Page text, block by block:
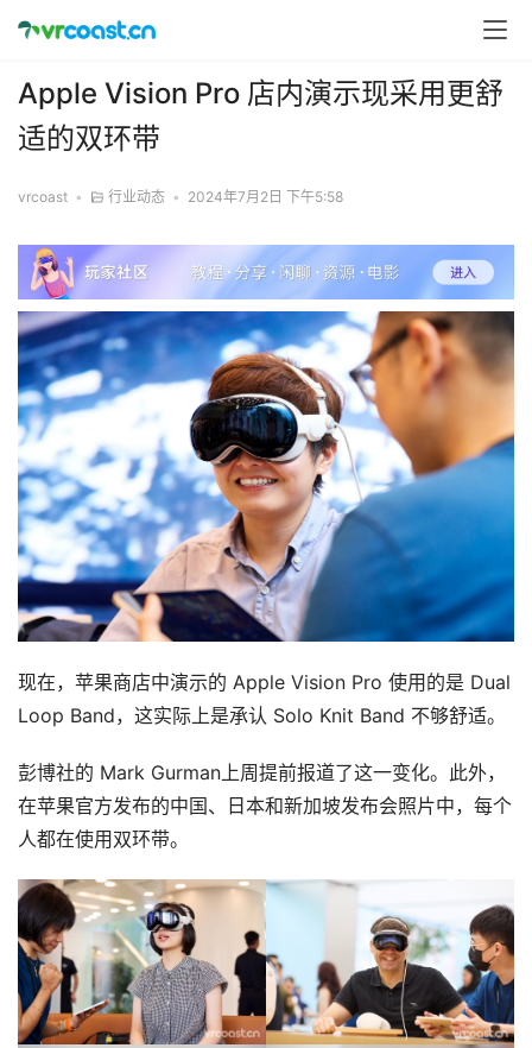
Apple Vision Pro 店内演示现采用更舒
适的双环带
vrcoast • 行业动态 • 2024年7月2日 下午5:58
现在，苹果商店中演示的 Apple Vision Pro 使用的是 Dual
Loop Band，这实际上是承认 Solo Knit Band 不够舒适。
彭博社的 Mark Gurman上周提前报道了这一变化。此外，
在苹果官方发布的中国、日本和新加坡发布会照片中，每个
人都在使用双环带。